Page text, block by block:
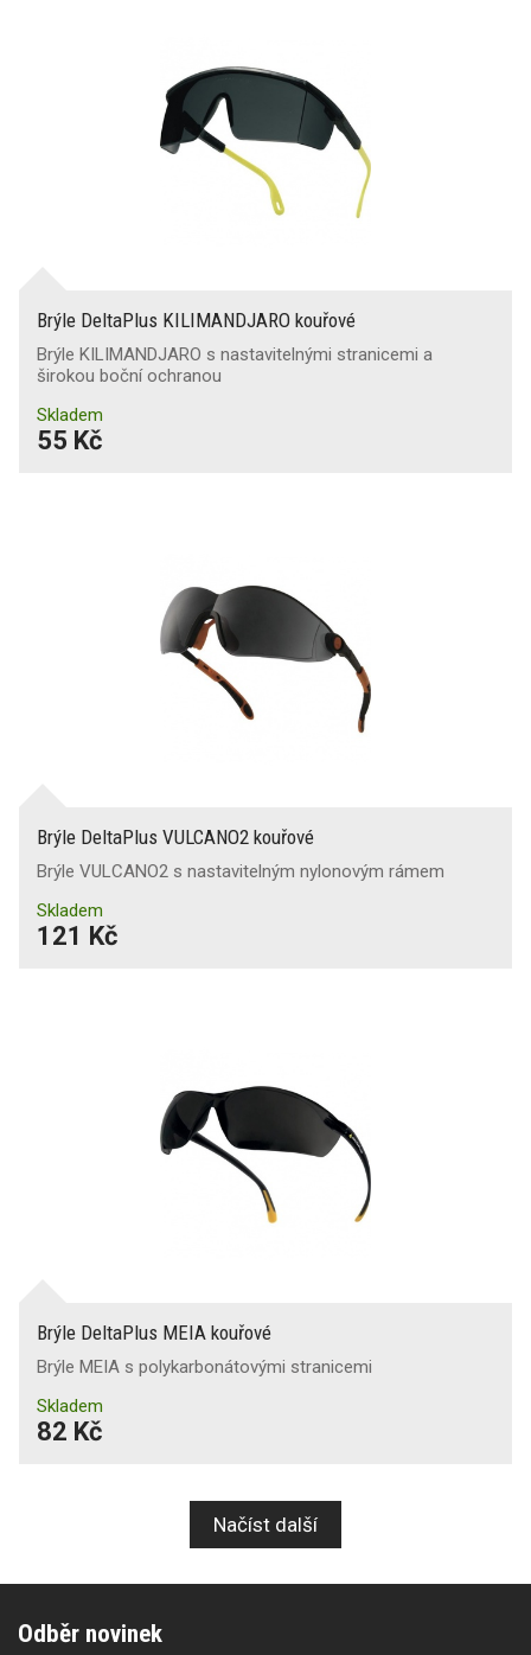
Brýle DeltaPlus KILIMANDJARO kouřové
Brýle KILIMANDJARO s nastavitelnými stranicemi a
širokou boční ochranou
Skladem
55 Kč
Brýle DeltaPlus VULCANO2 kouřové
Brýle VULCANO2 s nastavitelným nylonovým rámem
Skladem
121 Kč
Brýle DeltaPlus MEIA kouřové
Brýle MEIA s polykarbonátovými stranicemi
Skladem
82 Kč
Načíst další
Odběr novinek